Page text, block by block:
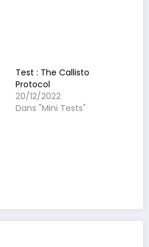
Test : The Callisto
Protocol
20/12/2022
Dans "Mini Tests"